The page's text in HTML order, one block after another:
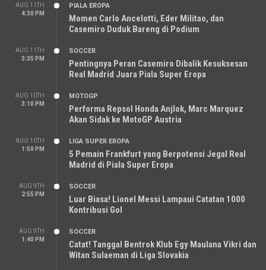
AUG 11TH
4:30 PM
PIALA EROPA
Momen Carlo Ancelotti, Eder Militao, dan
Casemiro Duduk Bareng di Podium
AUG 11TH
3:35 PM
SOCCER
Pentingnya Peran Casemiro Dibalik Kesuksesan
Real Madrid Juara Piala Super Eropa
AUG 10TH
3:10 PM
MOTOGP
Performa Repsol Honda Anjlok, Marc Marquez
Akan Sidak ke MotoGP Austria
AUG 10TH
1:50 PM
LIGA SUPER EROPA
5 Pemain Frankfurt yang Berpotensi Jegal Real
Madrid di Piala Super Eropa
AUG 9TH
2:55 PM
SOCCER
Luar Biasa! Lionel Messi Lampaui Catatan 1000
Kontribusi Gol
AUG 9TH
1:40 PM
SOCCER
Catat! Tanggal Bentrok Klub Egy Maulana Vikri dan
Witan Sulaeman di Liga Slovakia